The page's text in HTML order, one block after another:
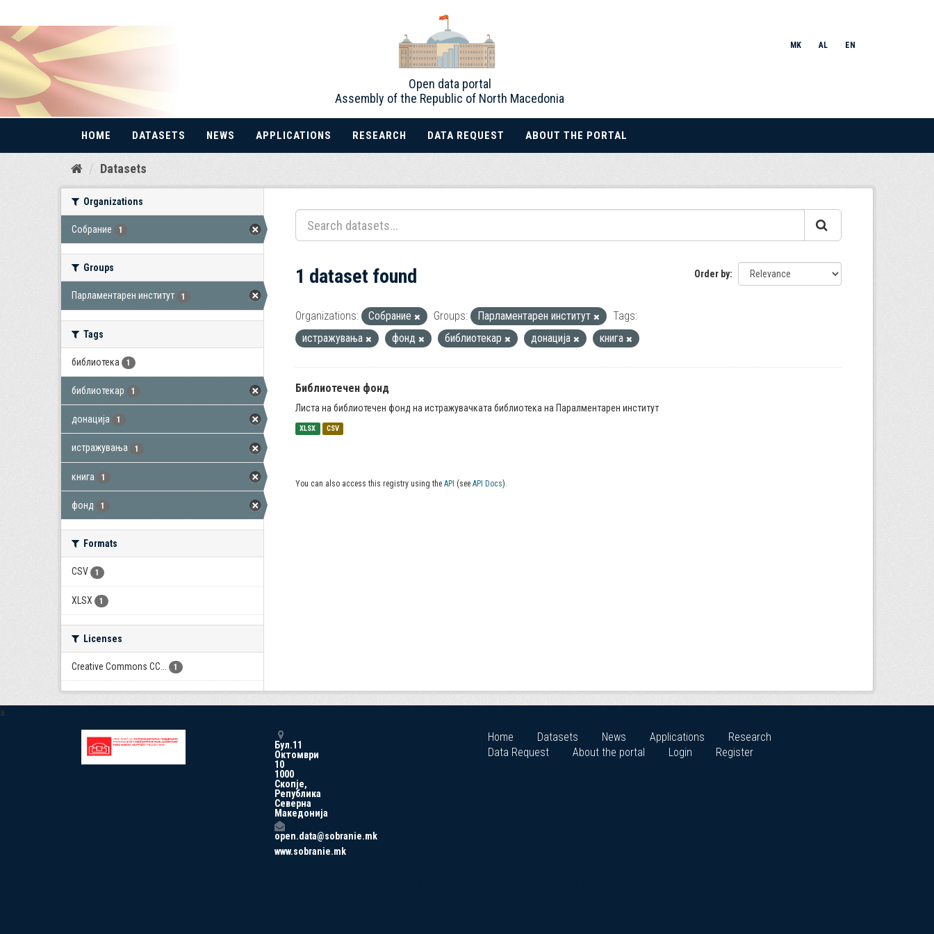
Skip
Open data portal
Assembly of the Republic of North Macedonia
MK AL EN
HOME DATASETS NEWS APPLICATIONS RESEARCH DATA REQUEST ABOUT THE PORTAL
Datasets
Organizations
Собрание 1
Groups
Парламентарен институт 1
Tags
библиотека 1
библиотекар 1
донација 1
истражувања 1
книга 1
фонд 1
Formats
CSV 1
XLSX 1
Licenses
Creative Commons CC... 1
Order by
1 dataset found
Organizations: Собрание Groups: Парламентарен институт
Tags:
истражувања
фонд библиотекар донација книга
Библиотечен фонд
Листа на библиотечен фонд на истражувачката библиотека на Паралментарен институт
XLSX CSV
You can also access this registry using the API (see API Docs).
a
Бул.11
Октомври
10
1000
Скопје,
Република
Северна
Македонија
open.data@sobranie.mk
www.sobranie.mk
Home Datasets News Applications
Research
Data Request
About the portal Login Register